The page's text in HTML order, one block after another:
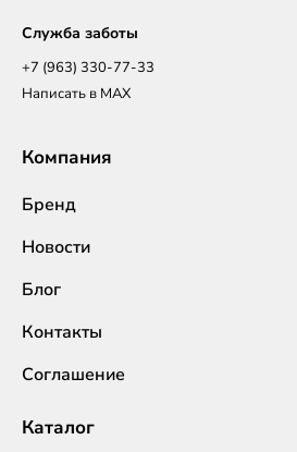
Служба заботы
+7 (963) 330-77-33
Написать в MAX
Компания
Бренд
Новости
Блог
Контакты
Соглашение
Каталог